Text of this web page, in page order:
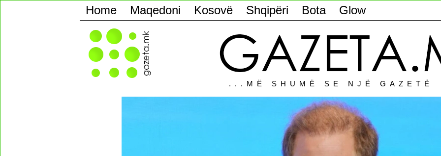
Home Maqedoni Kosovë Shqipëri Bota Glow
...MË SHUMË SE NJË GAZETË